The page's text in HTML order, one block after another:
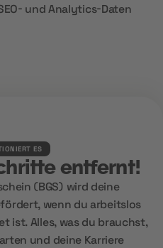
und Analytics-Daten
ES
entfernt!
(BGS) wird deine
wenn du arbeitslos
ist. Alles, was du brauchst,
und deine Karriere